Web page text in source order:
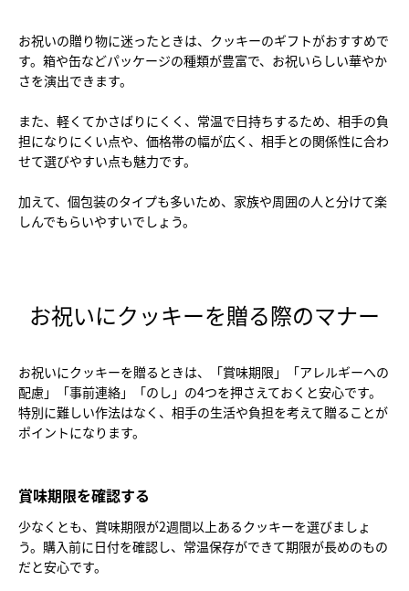
お祝いの贈り物に迷ったときは、クッキーのギフトがおすすめで
す。箱や缶などパッケージの種類が豊富で、お祝いらしい華やか
さを演出できます。
また、軽くてかさばりにくく、常温で日持ちするため、相手の負
担になりにくい点や、価格帯の幅が広く、相手との関係性に合わ
せて選びやすい点も魅力です。
加えて、個包装のタイプも多いため、家族や周囲の人と分けて楽
しんでもらいやすいでしょう。
お祝いにクッキーを贈る際のマナー
お祝いにクッキーを贈るときは、「賞味期限」「アレルギーへの
配慮」「事前連絡」「のし」の4つを押さえておくと安心です。
特別に難しい作法はなく、相手の生活や負担を考えて贈ることが
ポイントになります。
賞味期限を確認する
少なくとも、賞味期限が2週間以上あるクッキーを選びましょ
う。購入前に日付を確認し、常温保存ができて期限が長めのもの
だと安心です。